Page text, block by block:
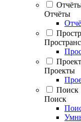
Отчёты
Проекты
Поиск
Поиск